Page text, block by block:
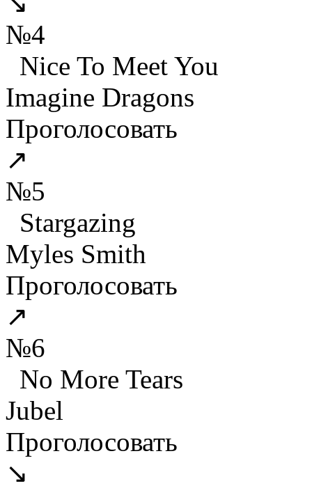
№4
Nice To Meet You
Imagine Dragons
Проголосовать
↗
№5
Stargazing
Myles Smith
Проголосовать
↗
№6
No More Tears
Jubel
Проголосовать
↘